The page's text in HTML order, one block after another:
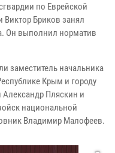
по Еврейской
Бриков занял
Он выполнил норматив
заместитель начальника
Крым и городу
Пляскин и
национальной
Владимир Малофеев.